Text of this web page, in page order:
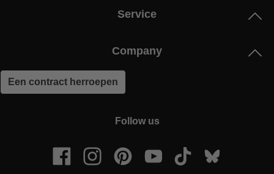
Service
Company
Een contract herroepen
Follow us